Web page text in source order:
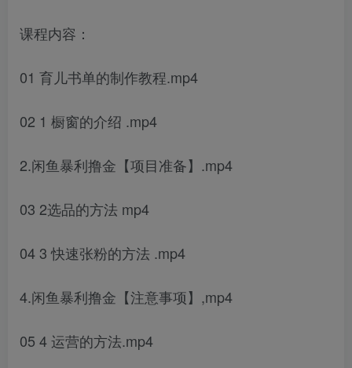
课程内容：
01 育儿书单的制作教程.mp4
02 1 橱窗的介绍 .mp4
2.闲鱼暴利撸金【项目准备】.mp4
03 2选品的方法 mp4
04 3 快速张粉的方法 .mp4
4.闲鱼暴利撸金【注意事项】,mp4
05 4 运营的方法.mp4